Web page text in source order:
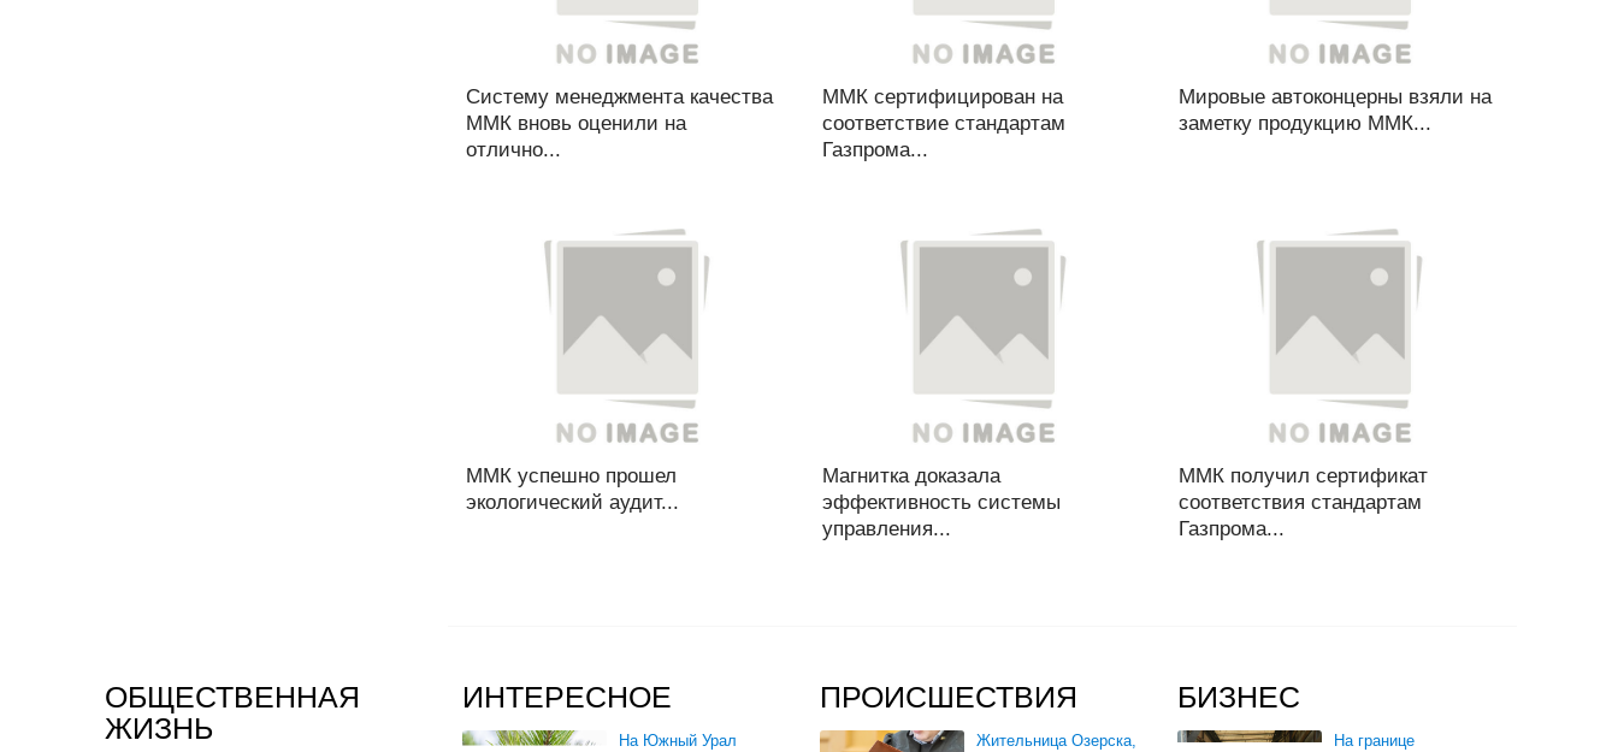
Систему менеджмента качества
ММК вновь оценили на
отлично...
ММК сертифицирован на
соответствие стандартам
Газпрома...
Мировые автоконцерны взяли на
заметку продукцию ММК...
ММК успешно прошел
экологический аудит...
Магнитка доказала
эффективность системы
управления...
ММК получил сертификат
соответствия стандартам
Газпрома...
ОБЩЕСТВЕННАЯ
ЖИЗНЬ
ИНТЕРЕСНОЕ
На Южный Урал
ПРОИСШЕСТВИЯ
Жительница Озерска,
БИЗНЕС
На границе